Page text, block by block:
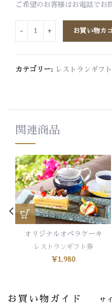
ご希望のお客様はお電話でお
お買い物カ
カテゴリー: レストランギフ
関連商品
オリジナルオペラケーキ
レストランギフト券
¥1,980
お買い物ガイド サ